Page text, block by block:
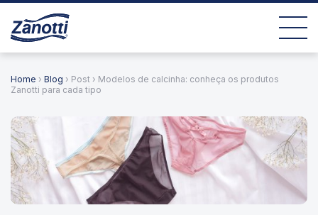
Home › Blog › Post › Modelos de calcinha: conheça os produtos
Zanotti para cada tipo